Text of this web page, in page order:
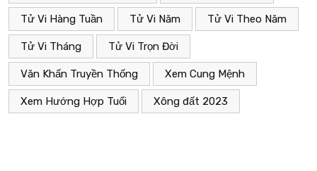
Tử Vi Hàng Tuần Tử Vi Năm Tử Vi Theo Năm
Tử Vi Tháng Tử Vi Trọn Đời
Văn Khấn Truyền Thống Xem Cung Mệnh
Xem Hướng Hợp Tuổi Xông đất 2023